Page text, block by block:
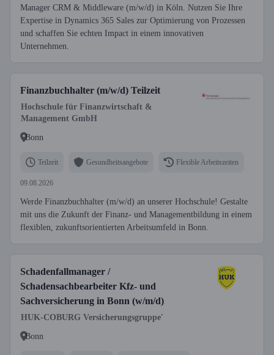
Manager CRM & Middleware (m/w/d) in Köln. Nutzen Sie Ihre
Expertise in Dynamics 365 Sales zur Optimierung von Prozessen
und schaffen Sie echten Impact in einem innovativen
Unternehmen.
Finanzbuchhalter (m/w/d) Teilzeit
Hochschule für Finanzwirtschaft &
Management GmbH
Bonn
Teilzeit Gesundheitsangebote Flexible Arbeitszeiten
09.08.2026
Werde Finanzbuchhalter (m/w/d) an unserer Hochschule! Gestalte
mit uns die Zukunft der Finanz- und Managementbildung in einem
flexiblen, zukunftsorientierten Arbeitsumfeld in Bonn.
Schadenfallmanager /
Schadensachbearbeiter Kfz- und
Sachversicherung in Bonn (w/m/d)
HUK-COBURG Versicherungsgruppe'
Bonn